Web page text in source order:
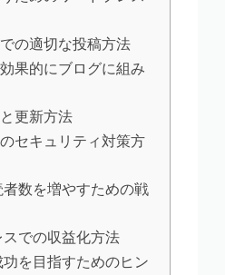
の適切な投稿方法
果的にブログに組み
更新方法
セキュリティ対策方
数を増やすための戦
での収益化方法
を目指すためのヒン